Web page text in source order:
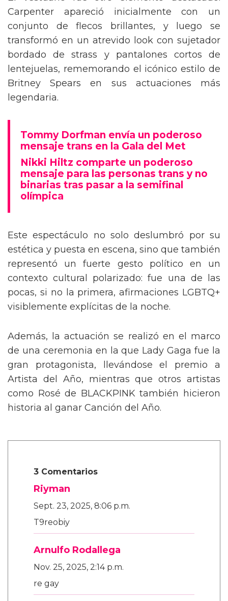
Carpenter apareció inicialmente con un
conjunto de flecos brillantes, y luego se
transformó en un atrevido look con sujetador
bordado de strass y pantalones cortos de
lentejuelas, rememorando el icónico estilo de
Britney Spears en sus actuaciones más
legendaria.
Tommy Dorfman envía un poderoso
mensaje trans en la Gala del Met
Nikki Hiltz comparte un poderoso
mensaje para las personas trans y no
binarias tras pasar a la semifinal
olímpica
Este espectáculo no solo deslumbró por su
estética y puesta en escena, sino que también
representó un fuerte gesto político en un
contexto cultural polarizado: fue una de las
pocas, si no la primera, afirmaciones LGBTQ+
visiblemente explícitas de la noche.
Además, la actuación se realizó en el marco
de una ceremonia en la que Lady Gaga fue la
gran protagonista, llevándose el premio a
Artista del Año, mientras que otros artistas
como Rosé de BLACKPINK también hicieron
historia al ganar Canción del Año.
3 Comentarios
Riyman
Sept. 23, 2025, 8:06 p.m.
T9reobiy
Arnulfo Rodallega
Nov. 25, 2025, 2:14 p.m.
re gay